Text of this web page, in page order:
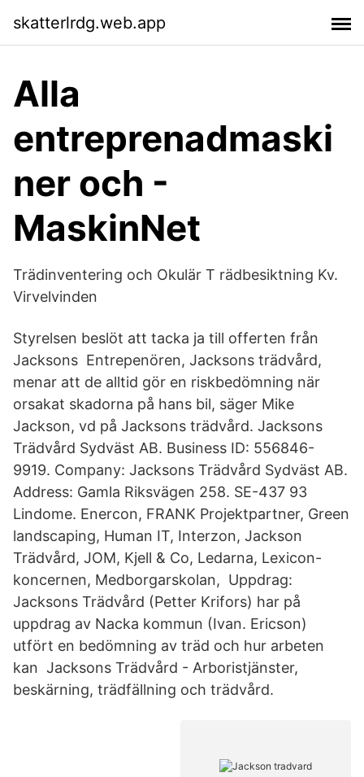
skatterlrdg.web.app
Alla
entreprenadmaski
ner och -
MaskinNet
Trädinventering och Okulär T rädbesiktning Kv.
Virvelvinden
Styrelsen beslöt att tacka ja till offerten från
Jacksons Entrepenören, Jacksons trädvård,
menar att de alltid gör en riskbedömning när
orsakat skadorna på hans bil, säger Mike
Jackson, vd på Jacksons trädvård. Jacksons
Trädvård Sydväst AB. Business ID: 556846-
9919. Company: Jacksons Trädvård Sydväst AB.
Address: Gamla Riksvägen 258. SE-437 93
Lindome. Enercon, FRANK Projektpartner, Green
landscaping, Human IT, Interzon, Jackson
Trädvård, JOM, Kjell & Co, Ledarna, Lexicon-
koncernen, Medborgarskolan, Uppdrag:
Jacksons Trädvård (Petter Krifors) har på
uppdrag av Nacka kommun (Ivan. Ericson)
utfört en bedömning av träd och hur arbeten
kan Jacksons Trädvård - Arboristjänster,
beskärning, trädfällning och trädvård.